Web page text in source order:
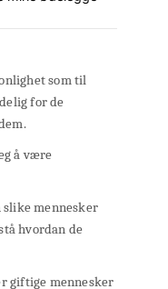
som til
for de
å være
slike mennesker
hvordan de
giftige mennesker